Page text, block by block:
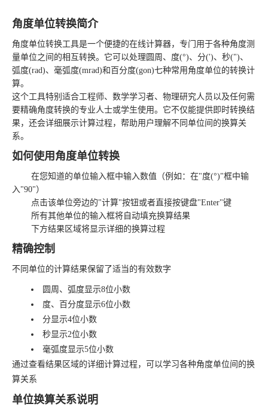
角度单位转换简介
角度单位转换工具是一个便捷的在线计算器，专门用于各种角度测
量单位之间的相互转换。它可以处理圆周、度(°)、分(')、秒(")、
弧度(rad)、毫弧度(mrad)和百分度(gon)七种常用角度单位的转换计
算。
这个工具特别适合工程师、数学学习者、物理研究人员以及任何需
要精确角度转换的专业人士或学生使用。它不仅能提供即时转换结
果，还会详细展示计算过程，帮助用户理解不同单位间的换算关
系。
如何使用角度单位转换
在您知道的单位输入框中输入数值（例如：在"度(°)"框中输
入"90"）
点击该单位旁边的"计算"按钮或者直接按键盘"Enter"键
所有其他单位的输入框将自动填充换算结果
下方结果区域将显示详细的换算过程
精确控制
不同单位的计算结果保留了适当的有效数字
圆周、弧度显示8位小数
度、百分度显示6位小数
分显示4位小数
秒显示2位小数
毫弧度显示5位小数
通过查看结果区域的详细计算过程，可以学习各种角度单位间的换
算关系
单位换算关系说明